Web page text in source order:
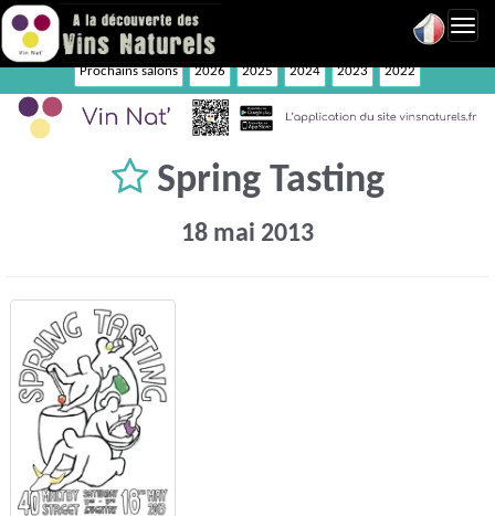
Prochains salons 2026 2025 2024 2023 2022
Spring Tasting
18 mai 2013